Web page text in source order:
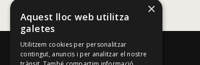
×
Aquest lloc web utilitza
galetes
Utilitzem cookies per personalitzar
contingut, anuncis i per analitzar el nostre